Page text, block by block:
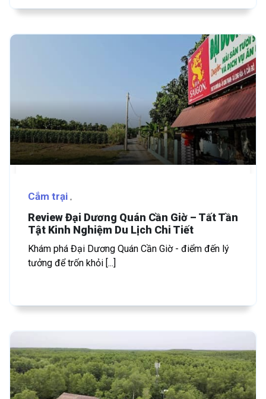
Cắm trại
Review Đại Dương Quán Cần Giờ – Tất Tần
Tật Kinh Nghiệm Du Lịch Chi Tiết
Khám phá Đại Dương Quán Cần Giờ - điểm đến lý
tưởng để trốn khỏi [...]